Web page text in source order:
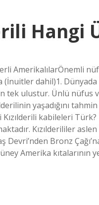
Hangi
AmerikalılarÖnemli
dahil)1. Dünyada
tek ulustur. Ünlü
yaşadığını
Kızılderili kabileleri
Kızılderililer
Bronz
Amerika kıtalarının